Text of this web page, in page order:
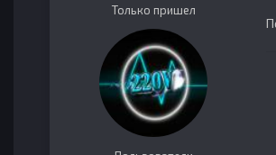
Только пришел